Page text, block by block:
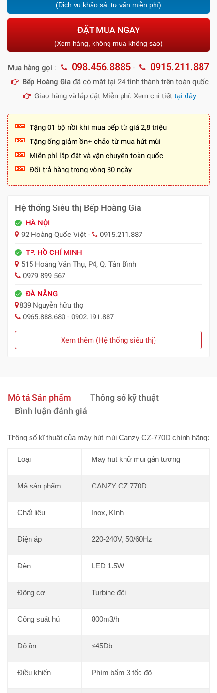
(Dịch vụ khảo sát tư vấn miễn phí)
ĐẶT MUA NGAY
(Xem hàng, không mua không sao)
Mua hàng gọi : 098.456.8885 - 0915.211.887
Bếp Hoàng Giađã có mặt tại 24 tỉnh thành trên toàn quốc
Giao hàng và lắp đặt Miễn phí: Xem chi tiết tại đây
Tặng 01 bộ nồi khi mua bếp từ giá 2,8 triệu
Tặng ống giảm ồn+ chảo từ mua hút mùi
Miễn phí lắp đặt và vận chuyển toàn quốc
Đổi trả hàng trong vòng 30 ngày
Hệ thống Siêu thị Bếp Hoàng Gia
HÀ NỘI
92 Hoàng Quốc Việt -
0915.211.887
TP. HỒ CHÍ MINH
515 Hoàng Văn Thụ, P4, Q. Tân Bình
0979 899 567
ĐÀ NẴNG
839 Nguyễn hữu thọ
0965.888.680 - 0902.191.887
Xem thêm (Hệ thống siêu thị)
Mô tả Sản phẩm
Thông số kỹ thuật
Bình luận đánh giá
Thông số kĩ thuật của máy hút mùi Canzy CZ-770D chính hãng:
Loại Máy hút khử mùi gắn tường
Mã sản phẩm CANZY CZ 770D
Chất liệu Inox, Kính
Điện áp 220-240V, 50/60Hz
Đèn LED 1.5W
Động cơ Turbine đôi
Công suất hú 800m3/h
Độ ồn ≤45Db
Điều khiển Phím bấm 3 tốc độ